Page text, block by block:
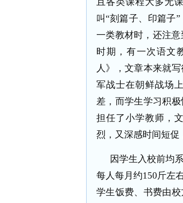
叫“刻篇子、印篇子
一类教材时，还注意
时期，有一次语文
人》，文章本来就
军战士在朝鲜战场
差，而学生学习积
担任了小学教师，
烈， 又深感时间短促
因学生入校前均
每人每月约150斤左
学生饭费、书费由